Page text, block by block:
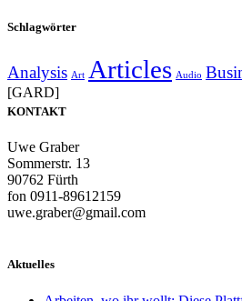
Schlagwörter
Analysis Art Articles Audio
[GARD]
KONTAKT
Uwe Graber
Sommerstr. 13
90762 Fürth
fon 0911-89612159
uwe.graber@gmail.com
Aktuelles